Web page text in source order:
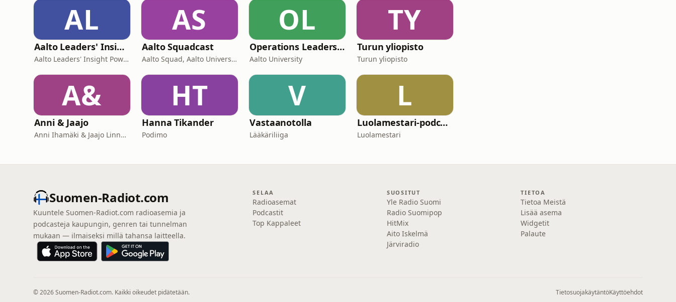
AL
Aalto Leaders' Insight
Aalto Leaders' Insight Powered by Aalto EE
AS
Aalto Squadcast
Aalto Squad, Aalto University student ambassadors
OL
Operations Leadership
Aalto University
TY
Turun yliopisto
Turun yliopisto
A&
Anni & Jaajo
Anni Ihamäki & Jaajo Linnonmaa/ Podme
HT
Hanna Tikander
Podimo
V
Vastaanotolla
Lääkäriliiga
L
Luolamestari-podcast
Luolamestari
Suomen-Radiot.com
Kuuntele Suomen-Radiot.com radioasemia ja
podcasteja kaupungin, genren tai tunnelman
mukaan — ilmaiseksi millä tahansa laitteella.
SELAA
Radioasemat
Podcastit
Top Kappaleet
SUOSITUT
Yle Radio Suomi
Radio Suomipop
HitMix
Aito Iskelmä
Järviradio
TIETOA
Tietoa Meistä
Lisää asema
Widgetit
Palaute
© 2026 Suomen-Radiot.com. Kaikki oikeudet pidätetään. TietosuojakäytäntöKäyttöehdot